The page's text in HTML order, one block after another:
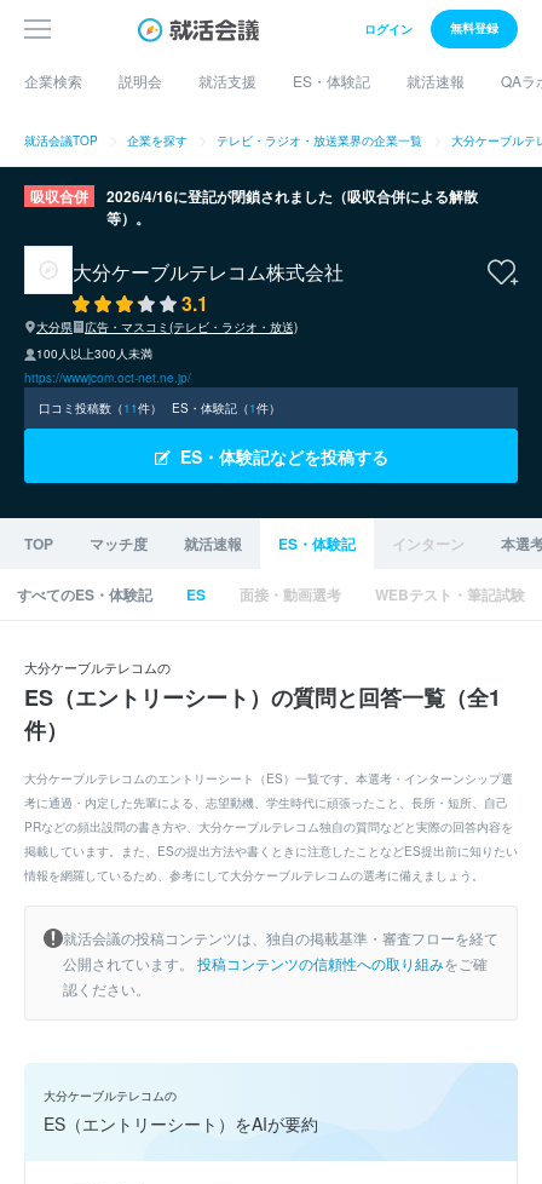
ログイン 無料登録
企業検索 説明会 就活支援 ES・体験記 就活速報 QAラ
就活会議TOP 企業を探す テレビ・ラジオ・放送業界の企業一覧 大分ケーブルテ
吸収合併
2026/4/16に登記が閉鎖されました（吸収合併による解散
等）。
大分ケーブルテレコム株式会社
3.1
大分県
広告・マスコミ(テレビ・ラジオ・放送)
100人以上300人未満
https://wwwjcom.oct-net.ne.jp/
口コミ投稿数（11件） ES・体験記（1件）
ES・体験記などを投稿する
TOP マッチ度 就活速報 ES・体験記 インターン 本選
すべてのES・体験記 ES 面接・動画選考 WEBテスト・筆記試験
大分ケーブルテレコムの
ES（エントリーシート）の質問と回答一覧（全1
件）
大分ケーブルテレコムのエントリーシート（ES）一覧です。本選考・インターンシップ選
考に通過・内定した先輩による、志望動機、学生時代に頑張ったこと、長所・短所、自己
PRなどの頻出設問の書き方や、大分ケーブルテレコム独自の質問などと実際の回答内容を
掲載しています。また、ESの提出方法や書くときに注意したことなどES提出前に知りたい
情報を網羅しているため、参考にして大分ケーブルテレコムの選考に備えましょう。
就活会議の投稿コンテンツは、独自の掲載基準・審査フローを経て
公開されています。 投稿コンテンツの信頼性への取り組みをご確
認ください。
大分ケーブルテレコムの
ES（エントリーシート）をAIが要約